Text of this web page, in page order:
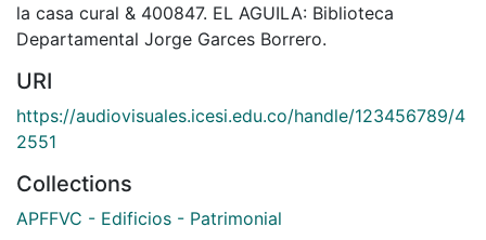
la casa cural & 400847. EL AGUILA: Biblioteca
Departamental Jorge Garces Borrero.
URI
https://audiovisuales.icesi.edu.co/handle/123456789/4
2551
Collections
APFFVC - Edificios - Patrimonial